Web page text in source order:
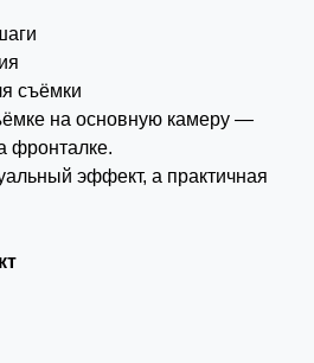
съёмки
на основную камеру —
фронталке.
эффект, а практичная